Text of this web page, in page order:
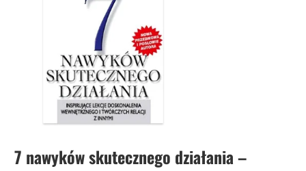
7 nawyków skutecznego działania–